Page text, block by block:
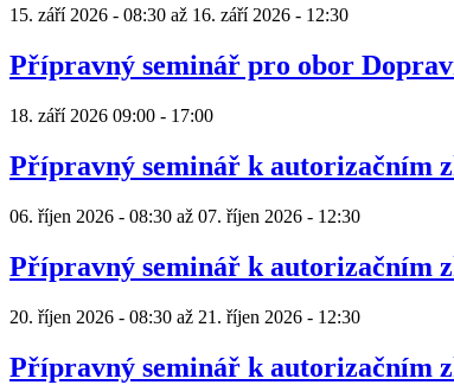
15. září 2026 - 08:30 až 16. září 2026 - 12:30
Přípravný seminář pro obor
18. září 2026 09:00 - 17:00
Přípravný seminář k autorizačním
06. říjen 2026 - 08:30 až 07. říjen 2026 - 12:30
Přípravný seminář k autorizačním
20. říjen 2026 - 08:30 až 21. říjen 2026 - 12:30
Přípravný seminář k autorizačním